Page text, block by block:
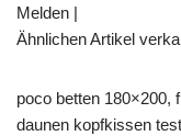
Melden |
Ähnlichen Artikel
poco betten 180×200,
daunen kopfkissen